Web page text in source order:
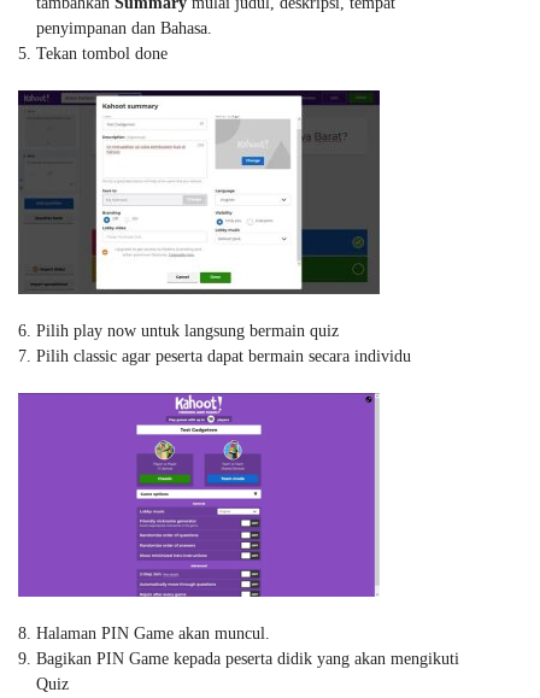
penyimpanan dan Bahasa.
Tekan tombol done
Pilih play now untuk langsung bermain quiz
Pilih classic agar peserta dapat bermain secara individu
Halaman PIN Game akan muncul.
Bagikan PIN Game kepada peserta didik yang akan mengikuti
Quiz